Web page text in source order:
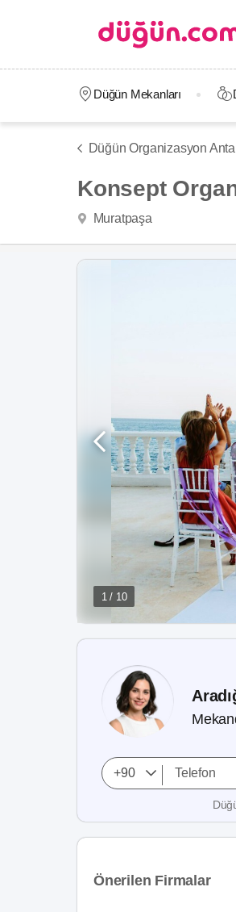
Düğün Mekanları
Düğün Organizasyon
Konsept
Muratpaşa
1 / 10
Önerilen Firmalar